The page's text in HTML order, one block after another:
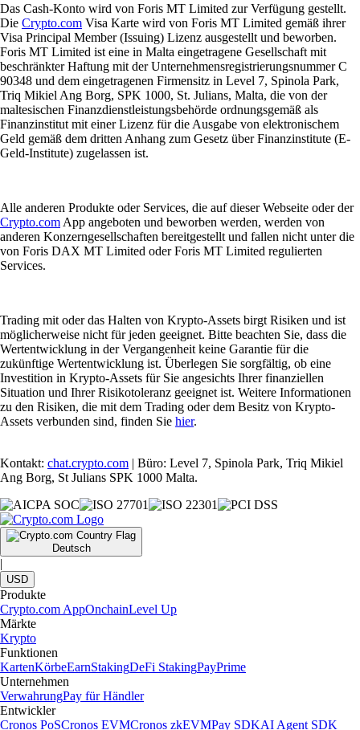
Das Cash-Konto wird von Foris MT Limited zur Verfügung gestellt.
Die Crypto.com Visa Karte wird von Foris MT Limited gemäß ihrer
Visa Principal Member (Issuing) Lizenz ausgestellt und beworben.
Foris MT Limited ist eine in Malta eingetragene Gesellschaft mit
beschränkter Haftung mit der Unternehmensregistrierungsnummer C
90348 und dem eingetragenen Firmensitz in Level 7, Spinola Park,
Triq Mikiel Ang Borg, SPK 1000, St. Julians, Malta, die von der
maltesischen Finanzdienstleistungsbehörde ordnungsgemäß als
Finanzinstitut mit einer Lizenz für die Ausgabe von elektronischem
Geld gemäß dem dritten Anhang zum Gesetz über Finanzinstitute (E-
Geld-Institute) zugelassen ist.
Alle anderen Produkte oder Services, die auf dieser Webseite oder der
Crypto.com App angeboten und beworben werden, werden von
anderen Konzerngesellschaften bereitgestellt und fallen nicht unter die
von Foris DAX MT Limited oder Foris MT Limited regulierten
Services.
Trading mit oder das Halten von Krypto-Assets birgt Risiken und ist
möglicherweise nicht für jeden geeignet. Bitte beachten Sie, dass die
Wertentwicklung in der Vergangenheit keine Garantie für die
zukünftige Wertentwicklung ist. Überlegen Sie sorgfältig, ob eine
Investition in Krypto-Assets für Sie angesichts Ihrer finanziellen
Situation und Ihrer Risikotoleranz geeignet ist. Weitere Informationen
zu den Risiken, die mit dem Trading oder dem Besitz von Krypto-
Assets verbunden sind, finden Sie hier.
Kontakt: chat.crypto.com | Büro: Level 7, Spinola Park, Triq Mikiel
Ang Borg, St Julians SPK 1000 Malta.
Deutsch
|
USD
Produkte
Crypto.com AppOnchainLevel Up
Märkte
Krypto
Funktionen
KartenKörbeEarnStakingDeFi StakingPayPrime
Unternehmen
VerwahrungPay für Händler
Entwickler
Cronos PoSCronos EVMCronos zkEVMPay SDKAI Agent SDK